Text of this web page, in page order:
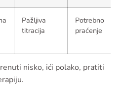
Pažljiva
titracija
Potrebno
praćenje
nisko, ići polako, pratiti